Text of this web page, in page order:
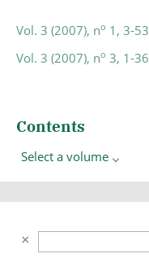
Vol. 3 (2007), no 1, 3-53
Vol. 3 (2007), no 3, 1-36
Contents
Select a volume